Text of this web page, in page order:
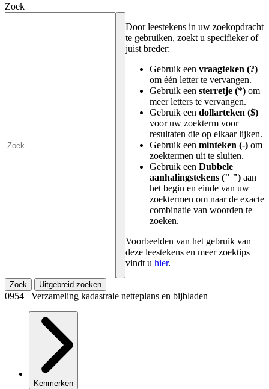
Zoek
Door leestekens in uw zoekopdracht
te gebruiken, zoekt u specifieker of
juist breder:
Gebruik een vraagteken (?)
om één letter te vervangen.
Gebruik een sterretje (*) om
meer letters te vervangen.
Gebruik een dollarteken ($)
voor uw zoekterm voor
resultaten die op elkaar lijken.
Gebruik een minteken (-) om
zoektermen uit te sluiten.
Gebruik een Dubbele
aanhalingstekens (" ") aan
het begin en einde van uw
zoektermen om naar de exacte
combinatie van woorden te
zoeken.
Voorbeelden van het gebruik van
deze leestekens en meer zoektips
vindt u hier.
Zoek Uitgebreid zoeken
0954 Verzameling kadastrale netteplans en bijbladen
Kenmerken